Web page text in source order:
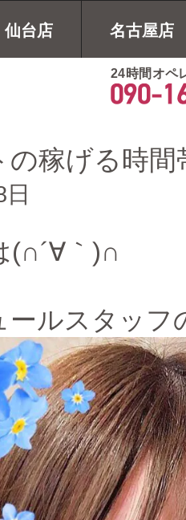
仙台店 名古屋店
24時間オペ
の稼げる時間
(∩´∀｀)∩
ールスタッ